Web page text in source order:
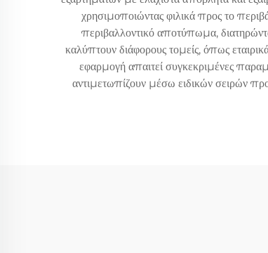
χρησιμοποιώντας φιλικά προς το
περιβαλλοντικό αποτύπωμα,
καλύπτουν διάφορους τομείς, όπως
εφαρμογή απαιτεί συγκεκριμένες
αντιμετωπίζουν μέσω ειδικών σειρών